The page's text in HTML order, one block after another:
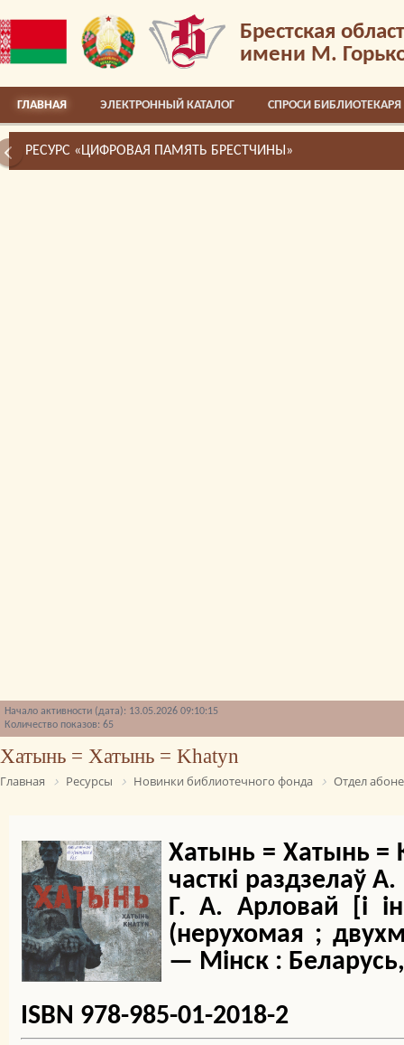
Брестская
имени М.
ГЛАВНАЯ ЭЛЕКТРОННЫЙ КАТАЛОГ СПРОСИ БИБЛИОТЕКАРЯ
РЕСУРС «ЦИФРОВАЯ ПАМЯТЬ БРЕСТЧИНЫ»
Начало активности (дата): 13.05.2026 09:10:15
Количество показов: 65
Хатынь = Хатынь = Khatyn
Главная Ресурсы Новинки библиотечного фонда Отдел
Хатынь = Хатынь =
часткі раздзелаў
Г. А. Арловай [і
(нерухомая ;
— Мінск :
ISBN 978-985-01-2018-2